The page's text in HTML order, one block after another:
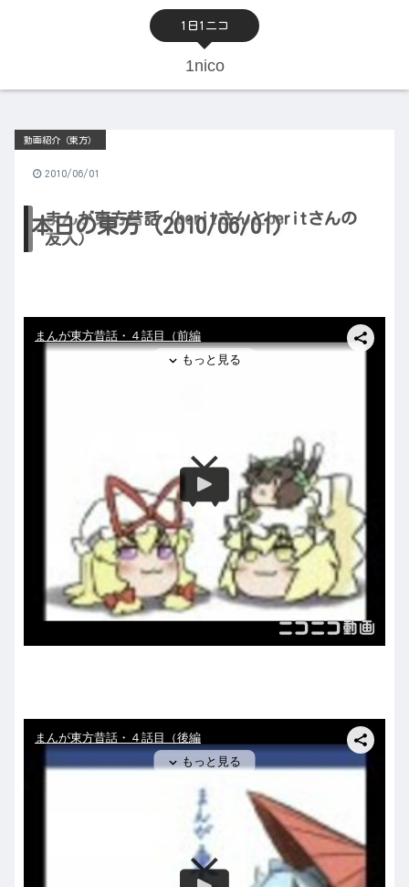
1日1ニコ
1nico
本日の東方（2010/06/01）
動画紹介（東方）
2010/06/01
まんが東方昔話（beritさんとberitさんの
友人）